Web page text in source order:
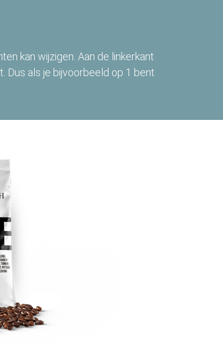
kan wijzigen. Aan de linkerkant
Dus als je bijvoorbeeld op 1 bent